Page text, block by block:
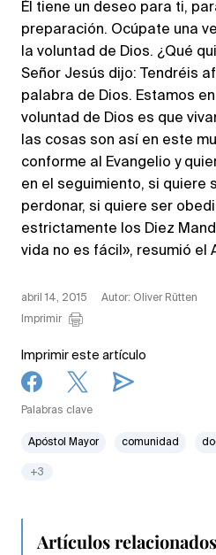
Él tiene un deseo para ti,
preparación. Ocúpate una
la voluntad de Dios. ¿Qué
Señor Jesús dijo: Tendréis
palabra de Dios. Estamos
voluntad de Dios es que
las cosas son así en este
conforme al Evangelio y
en el seguimiento, si quiere
perdonar, si quiere ser
estrictamente los Diez
vida no es fácil», resumió el
abril 14, 2015
Autor: Oliver Rütten
Imprimir
Imprimir este artículo
Palabras clave
Apóstol Mayor comunidad
+3
Artículos relacionados